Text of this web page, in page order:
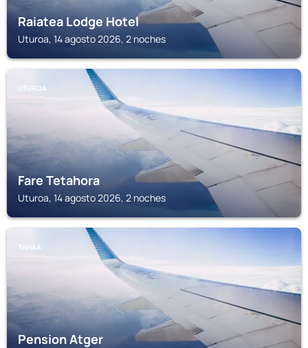
Raiatea Lodge Hotel
Uturoa, 14 agosto 2026, 2 noches
UTUROA
Fare Tetahora
Uturoa, 14 agosto 2026, 2 noches
TAHAA
Pension Atger